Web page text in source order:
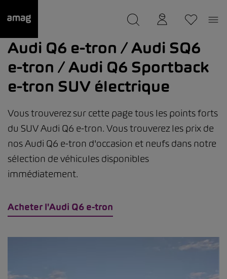
Audi Q6 e-tron / Audi SQ6
e-tron / Audi Q6 Sportback
e-tron SUV électrique
Acheter l'Audi Q6 e-tron
Vous trouverez sur cette page tous les points forts
du SUV Audi Q6 e-tron. Vous trouverez les prix de
nos Audi Q6 e-tron d'occasion et neufs dans notre
sélection de véhicules disponibles
immédiatement.